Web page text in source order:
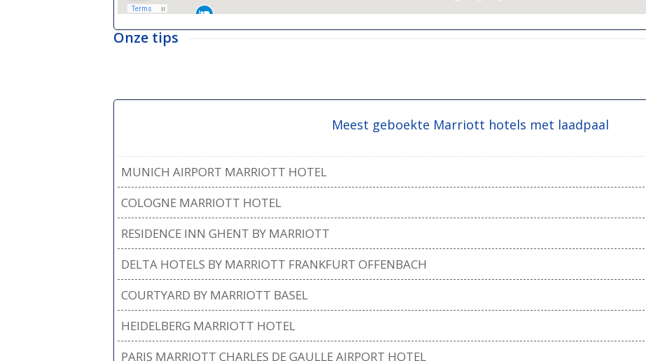
Onze tips
Meest geboekte Marriott hotels met laadpaal
MUNICH AIRPORT MARRIOTT HOTEL
COLOGNE MARRIOTT HOTEL
RESIDENCE INN GHENT BY MARRIOTT
DELTA HOTELS BY MARRIOTT FRANKFURT OFFENBACH
COURTYARD BY MARRIOTT BASEL
HEIDELBERG MARRIOTT HOTEL
PARIS MARRIOTT CHARLES DE GAULLE AIRPORT HOTEL